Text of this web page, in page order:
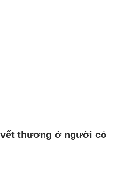
thương ở người có